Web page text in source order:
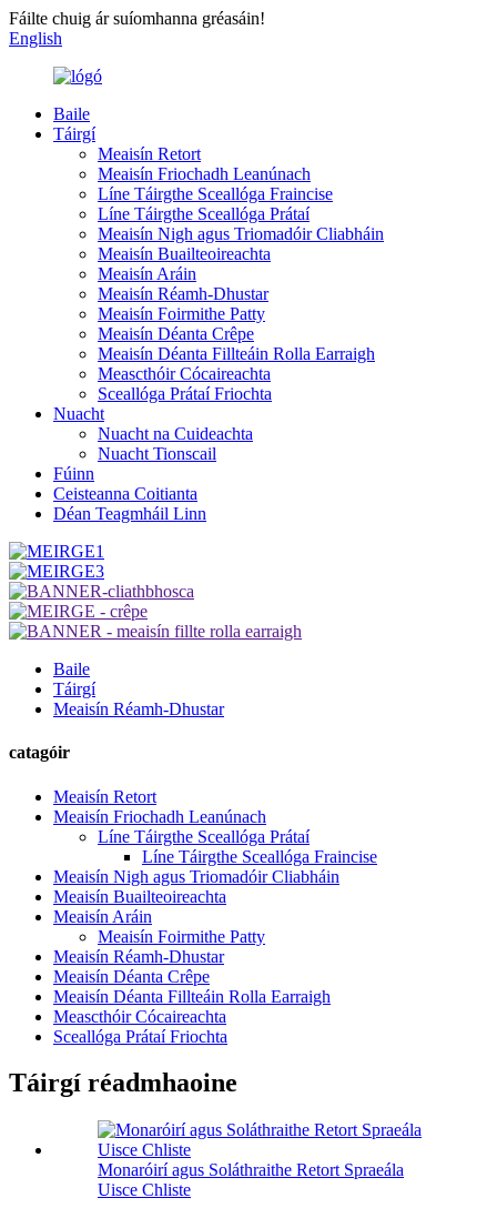
Fáilte chuig ár suíomhanna gréasáin!
English
Baile
Táirgí
Meaisín Retort
Meaisín Friochadh Leanúnach
Líne Táirgthe Sceallóga Fraincise
Líne Táirgthe Sceallóga Prátaí
Meaisín Nigh agus Triomadóir Cliabháin
Meaisín Buailteoireachta
Meaisín Aráin
Meaisín Réamh-Dhustar
Meaisín Foirmithe Patty
Meaisín Déanta Crêpe
Meaisín Déanta Fillteáin Rolla Earraigh
Meascthóir Cócaireachta
Sceallóga Prátaí Friochta
Nuacht
Nuacht na Cuideachta
Nuacht Tionscail
Fúinn
Ceisteanna Coitianta
Déan Teagmháil Linn
Baile
Táirgí
Meaisín Réamh-Dhustar
catagóir
Meaisín Retort
Meaisín Friochadh Leanúnach
Líne Táirgthe Sceallóga Prátaí
Líne Táirgthe Sceallóga Fraincise
Meaisín Nigh agus Triomadóir Cliabháin
Meaisín Buailteoireachta
Meaisín Aráin
Meaisín Foirmithe Patty
Meaisín Réamh-Dhustar
Meaisín Déanta Crêpe
Meaisín Déanta Fillteáin Rolla Earraigh
Meascthóir Cócaireachta
Sceallóga Prátaí Friochta
Táirgí réadmhaoine
Monaróirí agus Soláthraithe Retort Spraeála
Uisce Chliste